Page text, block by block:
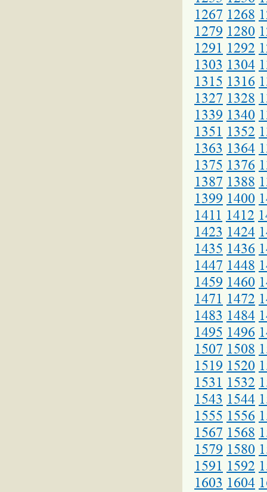
1267 1268
1279 1280
1291 1292
1303 1304
1315 1316
1327 1328
1339 1340
1351 1352
1363 1364
1375 1376
1387 1388
1399 1400
1411 1412
1423 1424
1435 1436
1447 1448
1459 1460
1471 1472
1483 1484
1495 1496
1507 1508
1519 1520
1531 1532
1543 1544
1555 1556
1567 1568
1579 1580
1591 1592
1603 1604